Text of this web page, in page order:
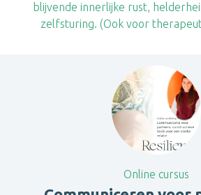
blijvende innerlijke rust,
zelfsturing. (Ook voor
Online cursus